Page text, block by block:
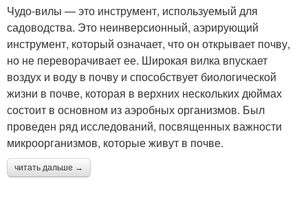
Чудо-вилы — это инструмент, используемый для
садоводства. Это неинверсионный, аэрирующий
инструмент, который означает, что он открывает почву,
но не переворачивает ее. Широкая вилка впускает
воздух и воду в почву и способствует биологической
жизни в почве, которая в верхних нескольких дюймах
состоит в основном из аэробных организмов. Был
проведен ряд исследований, посвященных важности
микроорганизмов, которые живут в почве.
читать дальше →